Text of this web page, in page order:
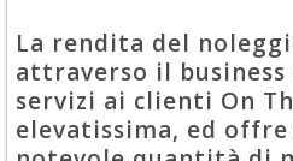
La rendita del
attraverso il
servizi ai clienti On
elevatissima, ed